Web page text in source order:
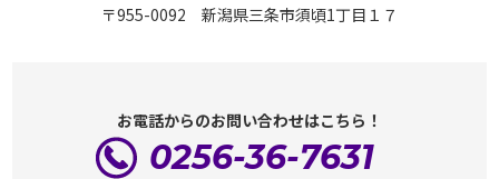
〒955-0092 新潟県三条市須頃1丁目１７
お電話からのお問い合わせはこちら！
0256-36-7631